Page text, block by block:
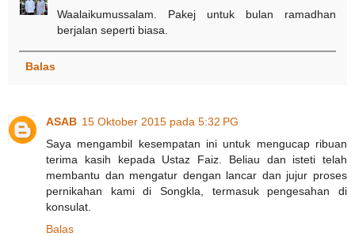
Waalaikumussalam. Pakej untuk bulan ramadhan
berjalan seperti biasa.
Balas
ASAB 15 Oktober 2015 pada 5:32 PG
Saya mengambil kesempatan ini untuk mengucap ribuan
terima kasih kepada Ustaz Faiz. Beliau dan isteti telah
membantu dan mengatur dengan lancar dan jujur proses
pernikahan kami di Songkla, termasuk pengesahan di
konsulat.
Balas